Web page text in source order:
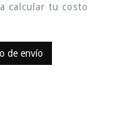
calcular tu costo
de envío